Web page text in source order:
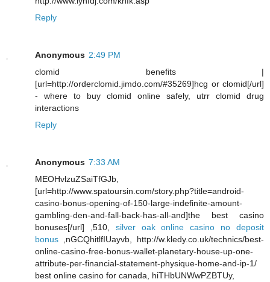
Reply
Anonymous 2:49 PM
clomid benefits |
[url=http://orderclomid.jimdo.com/#35269]hcg or clomid[/url]
- where to buy clomid online safely, utrr clomid drug
interactions
Reply
Anonymous 7:33 AM
MEOHvlzuZSaiTfGJb,
[url=http://www.spatoursin.com/story.php?title=android-
casino-bonus-opening-of-150-large-indefinite-amount-
gambling-den-and-fall-back-has-all-and]the best casino
bonuses[/url] ,510, silver oak online casino no deposit
bonus ,nGCQhitlfIUayvb, http://w.kledy.co.uk/technics/best-
online-casino-free-bonus-wallet-planetary-house-up-one-
attribute-per-financial-statement-physique-home-and-ip-1/
best online casino for canada, hiTHbUNWwPZBTUy,